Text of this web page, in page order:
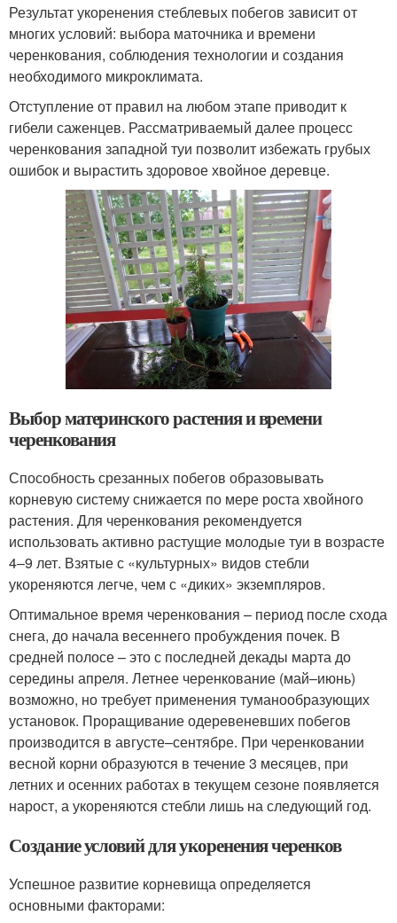
Результат укоренения стеблевых побегов зависит от
многих условий: выбора маточника и времени
черенкования, соблюдения технологии и создания
необходимого микроклимата.
Отступление от правил на любом этапе приводит к
гибели саженцев. Рассматриваемый далее процесс
черенкования западной туи позволит избежать грубых
ошибок и вырастить здоровое хвойное деревце.
Выбор материнского растения и времени
черенкования
Способность срезанных побегов образовывать
корневую систему снижается по мере роста хвойного
растения. Для черенкования рекомендуется
использовать активно растущие молодые туи в возрасте
4–9 лет. Взятые с «культурных» видов стебли
укореняются легче, чем с «диких» экземпляров.
Оптимальное время черенкования – период после схода
снега, до начала весеннего пробуждения почек. В
средней полосе – это с последней декады марта до
середины апреля. Летнее черенкование (май–июнь)
возможно, но требует применения туманообразующих
установок. Проращивание одеревеневших побегов
производится в августе–сентябре. При черенковании
весной корни образуются в течение 3 месяцев, при
летних и осенних работах в текущем сезоне появляется
нарост, а укореняются стебли лишь на следующий год.
Создание условий для укоренения черенков
Успешное развитие корневища определяется
основными факторами: